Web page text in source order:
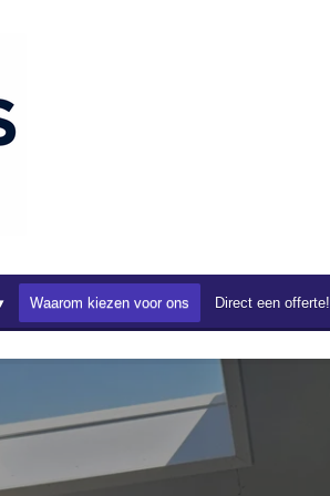
Waarom kiezen voor ons Direct een offerte!